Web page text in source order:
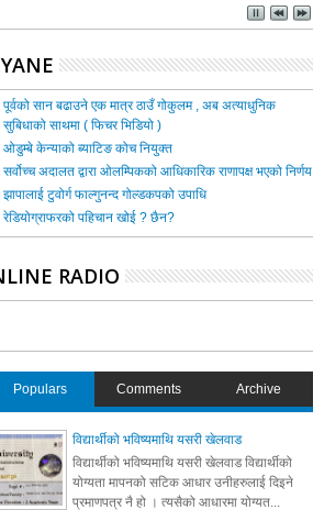
पूर्वको सान बढाउने एक मात्र ठाउँ गोकुलम , अब अत्याधुनिक
सुबिधाको साथमा ( फिचर भिडियो )
ओडुम्बे केन्याको ब्याटिङ कोच नियुक्त
सर्वोच्च अदालत द्वारा ओलम्पिकको आधिकारिक राणापक्ष भएको निर्णय
झापालाई टुवोर्ग फाल्गुनन्द गोल्डकपको उपाधि
रेडियोग्राफरको पहिचान खोई ? छैन?
RADIO
Populars Comments Archive
विद्यार्थीको भविष्यमाथि यसरी खेलवाड
विद्यार्थीको भविष्यमाथि यसरी खेलवाड विद्यार्थीको
योग्यता मापनको सटिक आधार उनीहरुलाई दिइने
प्रमाणपत्र नै हो । त्यसैको आधारमा योग्यत...